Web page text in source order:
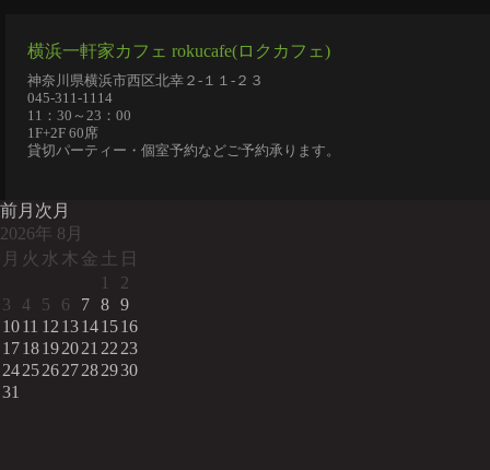
横浜一軒家カフェ rokucafe(ロクカフェ)
神奈川県横浜市西区北幸２-１１-２３
045-311-1114
11：30～23：00
1F+2F 60席
貸切パーティー・個室予約などご予約承ります。
前月 次月
2026年 8月
月 火 水 木 金 土 日
1
2
3
4 5 6 7 8 9
1011 12 13141516
1718192021 22 23
24252627282930
31